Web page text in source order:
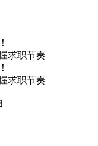
求职节奏
求职节奏